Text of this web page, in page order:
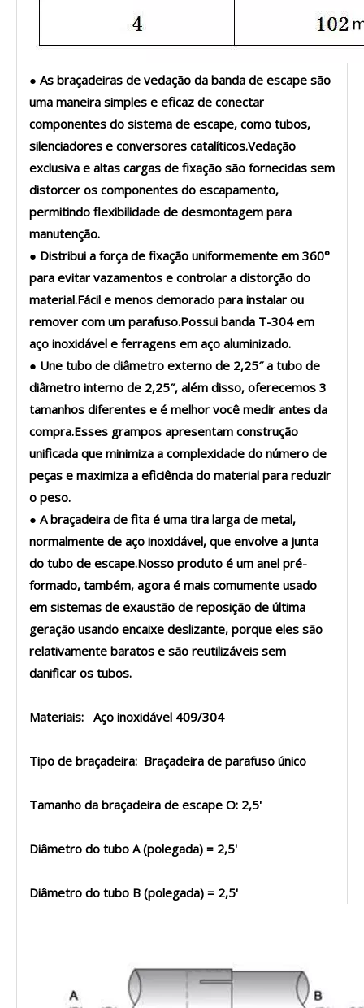
● As braçadeiras de vedação da banda de escape são
uma maneira simples e eficaz de conectar
componentes do sistema de escape, como tubos,
silenciadores e conversores catalíticos.Vedação
exclusiva e altas cargas de fixação são fornecidas sem
distorcer os componentes do escapamento,
permitindo flexibilidade de desmontagem para
manutenção.
● Distribui a força de fixação uniformemente em 360°
para evitar vazamentos e controlar a distorção do
material.Fácil e menos demorado para instalar ou
remover com um parafuso.Possui banda T-304 em
aço inoxidável e ferragens em aço aluminizado.
● Une tubo de diâmetro externo de 2,25″ a tubo de
diâmetro interno de 2,25″, além disso, oferecemos 3
tamanhos diferentes e é melhor você medir antes da
compra.Esses grampos apresentam construção
unificada que minimiza a complexidade do número de
peças e maximiza a eficiência do material para reduzir
o peso.
● A braçadeira de fita é uma tira larga de metal,
normalmente de aço inoxidável, que envolve a junta
do tubo de escape.Nosso produto é um anel pré-
formado, também, agora é mais comumente usado
em sistemas de exaustão de reposição de última
geração usando encaixe deslizante, porque eles são
relativamente baratos e são reutilizáveis ​​sem
danificar os tubos.
Materiais: Aço inoxidável 409/304
Tipo de braçadeira: Braçadeira de parafuso único
Tamanho da braçadeira de escape O: 2,5'
Diâmetro do tubo A (polegada) = 2,5'
Diâmetro do tubo B (polegada) = 2,5'